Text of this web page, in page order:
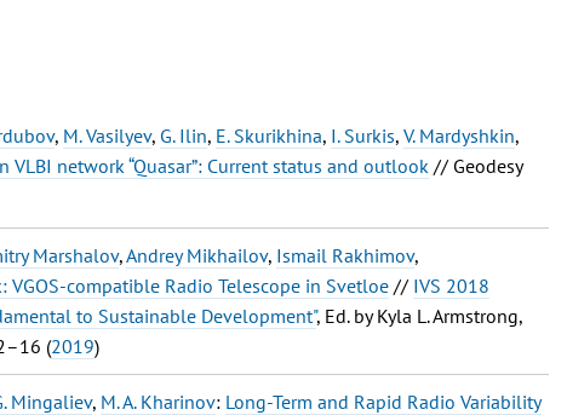
, M. Vasilyev, G. Ilin, E. Skurikhina, I. Surkis, V. Mardyshkin,
VLBI network “Quasar”: Current status and outlook // Geodesy
Marshalov,Andrey Mikhailov, Ismail Rakhimov,
VGOS-compatible Radio Telescope in Svetloe // IVS 2018
to Sustainable Development", Ed. by Kyla L. Armstrong,
(2019)
Mingaliev, M. A. Kharinov: Long-Term and Rapid Radio Variability